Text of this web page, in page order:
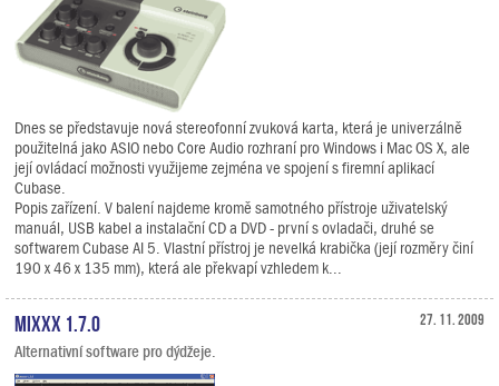
Dnes se představuje nová stereofonní zvuková karta, která je univerzálně
použitelná jako ASIO nebo Core Audio rozhraní pro Windows i Mac OS X, ale
její ovládací možnosti využijeme zejména ve spojení s firemní aplikací
Cubase.
Popis zařízení. V balení najdeme kromě samotného přístroje uživatelský
manuál, USB kabel a instalační CD a DVD - první s ovladači, druhé se
softwarem Cubase AI 5. Vlastní přístroj je nevelká krabička (její rozměry činí
190 x 46 x 135 mm), která ale překvapí vzhledem k...
27. 11. 2009
Mixxx 1.7.0
Alternativní software pro dýdžeje.